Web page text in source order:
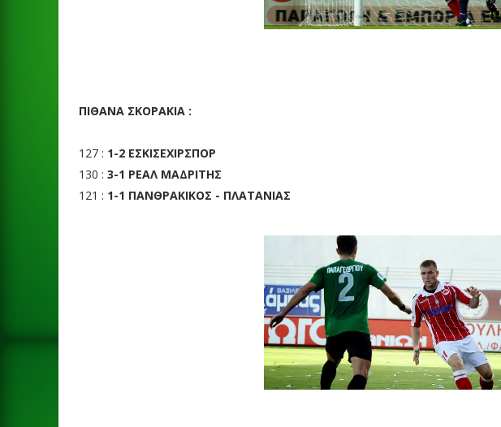
ΠΙΘΑΝΑ ΣΚΟΡΑΚΙΑ :
127 : 1-2 ΕΣΚΙΣΕΧΙΡΣΠΟΡ
130 : 3-1 ΡΕΑΛ ΜΑΔΡΙΤΗΣ
121 : 1-1 ΠΑΝΘΡΑΚΙΚΟΣ - ΠΛΑΤΑΝΙΑΣ